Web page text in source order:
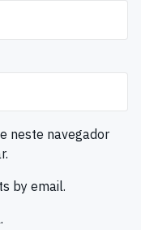
neste navegador
by email.